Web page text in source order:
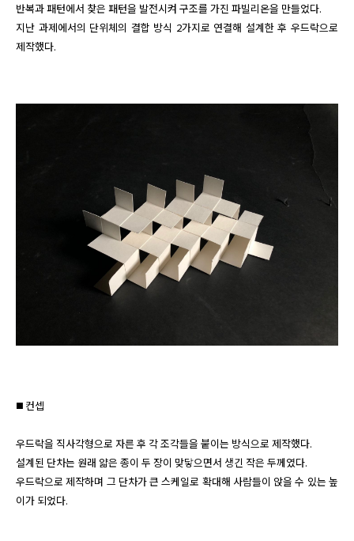
반복과 패턴에서 찾은 패턴을 발전시켜 구조를 가진 파빌리온을 만들었다.
지난 과제에서의 단위체의 결합 방식 2가지로 연결해 설계한 후 우드락으로
제작했다.
◼️ 컨셉
우드락을 직사각형으로 자른 후 각 조각들을 붙이는 방식으로 제작했다.
설계된 단차는 원래 얇은 종이 두 장이 맞닿으면서 생긴 작은 두께였다.
우드락으로 제작하며 그 단차가 큰 스케일로 확대해 사람들이 앉을 수 있는 높